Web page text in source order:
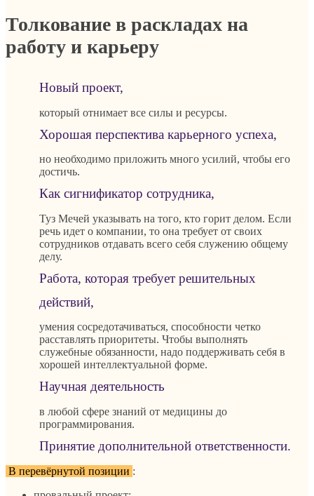
Толкование в раскладах на
работу и карьеру
Новый проект,
который отнимает все силы и ресурсы.
Хорошая перспектива карьерного успеха,
но необходимо приложить много усилий, чтобы его
достичь.
Как сигнификатор сотрудника,
Туз Мечей указывать на того, кто горит делом. Если
речь идет о компании, то она требует от своих
сотрудников отдавать всего себя служению общему
делу.
Работа, которая требует решительных
действий,
умения сосредотачиваться, способности четко
расставлять приоритеты. Чтобы выполнять
служебные обязанности, надо поддерживать себя в
хорошей интеллектуальной форме.
Научная деятельность
в любой сфере знаний от медицины до
программирования.
Принятие дополнительной ответственности.
В перевёрнутой позиции :